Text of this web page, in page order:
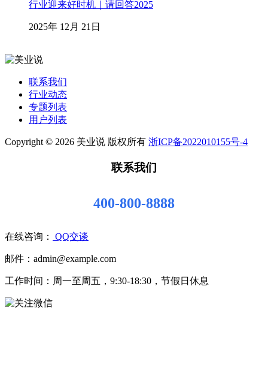
行业迎来好时机｜请回答2025
2025年 12月 21日
联系我们
行业动态
专题列表
用户列表
Copyright © 2026 美业说 版权所有 浙ICP备2022010155号-4
联系我们
400-800-8888
在线咨询： QQ交谈
邮件：admin@example.com
工作时间：周一至周五，9:30-18:30，节假日休息